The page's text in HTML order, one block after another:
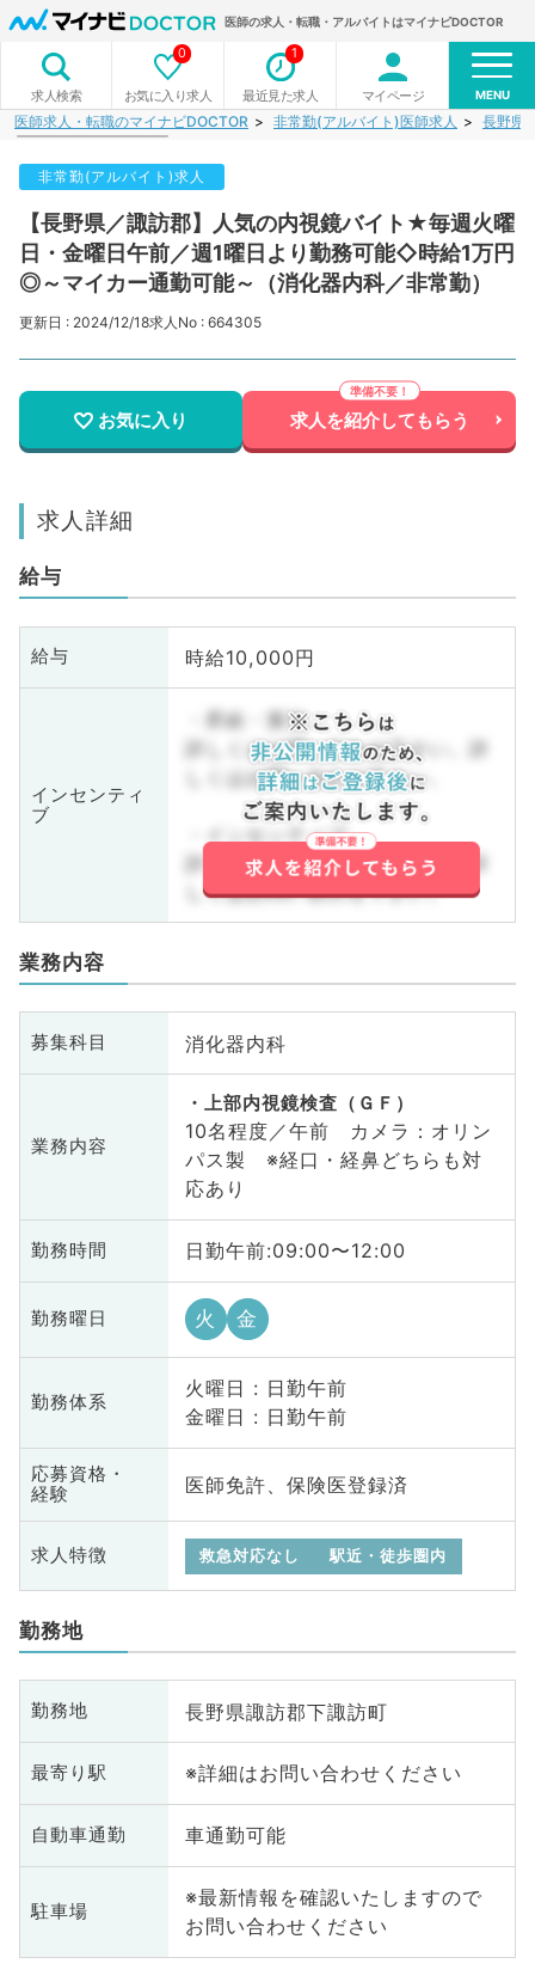
医師の求人・転職・アルバイトはマイナビDOCTOR
求人検索 お気に入り求人
0
最近見た求人
1
マイページ MENU
医師求人・転職のマイナビDOCTOR 非常勤(アルバイト)医師求人 長野県
非常勤(アルバイト)求人
【長野県／諏訪郡】人気の内視鏡バイト★毎週火曜
日・金曜日午前／週1曜日より勤務可能◇時給1万円
◎～マイカー通勤可能～（消化器内科／非常勤）
更新日 : 2024/12/18求人No : 664305
お気に入り 求人を紹介してもらう
求人詳細
給与
給与 時給10,000円
インセンティ
ブ
・昇給・賞与
詳しくはお問い合わせ下さい。詳
しくはお問い合わせ下さい。
・インセンティブ
詳しくはお問い合わせ下さい。詳
しくはお問い合わせ下さい。
業務内容
募集科目 消化器内科
業務内容
上部内視鏡検査（ＧＦ）
10名程度／午前 カメラ：オリン
パス製 ※経口・経鼻どちらも対
応あり
勤務時間 日勤午前:09:00〜12:00
勤務曜日 火 金
勤務体系
火曜日 : 日勤午前
金曜日 : 日勤午前
応募資格・
経験
医師免許、保険医登録済
求人特徴 救急対応なし 駅近・徒歩圏内
勤務地
勤務地 長野県諏訪郡下諏訪町
最寄り駅 ※詳細はお問い合わせください
自動車通勤 車通勤可能
駐車場
※最新情報を確認いたしますので
お問い合わせください